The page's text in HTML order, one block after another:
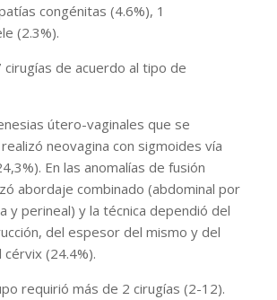
congénitas (4.6%), 1
(2.3%).
cirugías de acuerdo al tipo de
útero-vaginales que se
neovagina con sigmoides vía
En las anomalías de fusión
abordaje combinado (abdominal por
y perineal) y la técnica dependió del
del espesor del mismo y del
(24.4%).
requirió más de 2 cirugías (2-12).